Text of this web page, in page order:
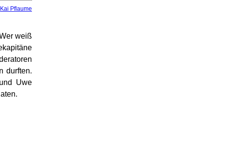
Kai Pflaume
weiß
durften.
Uwe